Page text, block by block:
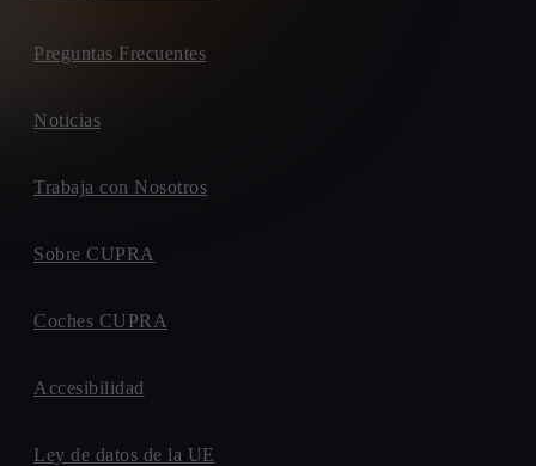
Preguntas Frecuentes
Noticias
Trabaja con Nosotros
Sobre CUPRA
Coches CUPRA
Accesibilidad
Ley de datos de la UE